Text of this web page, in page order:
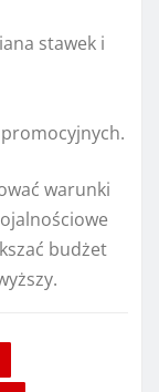
stawek i
warunki
budżet